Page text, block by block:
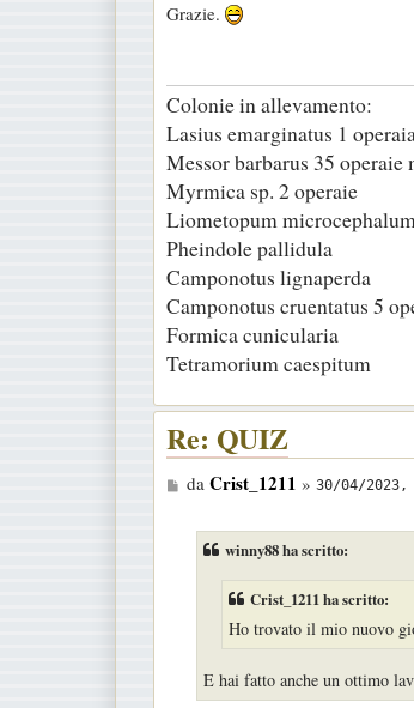
s
a
g
g
i
o
Grazie.
Colonie in allevamento:
Lasius emarginatus 1
Messor barbarus 35
Myrmica sp. 2 operaie
Liometopum
Pheindole pallidula
Camponotus lignaperda
Camponotus cruentatus 5
Formica cunicularia
Tetramorium caespitum
Re: QUIZ
M
da Crist_1211 » 30/04/2023,
winny88 ha scritto:
Crist_1211 ha scritto:
Ho trovato il mio nuovo
E hai fatto anche un ottimo